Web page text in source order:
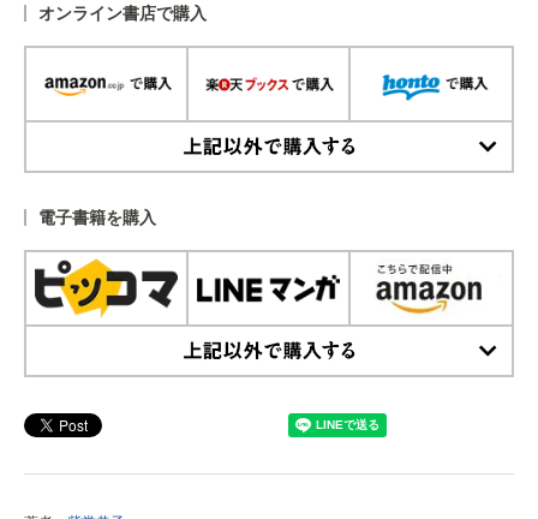
オンライン書店で購入
電子書籍を購入